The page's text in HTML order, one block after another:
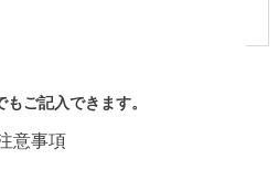
ご記入できます。
意事項